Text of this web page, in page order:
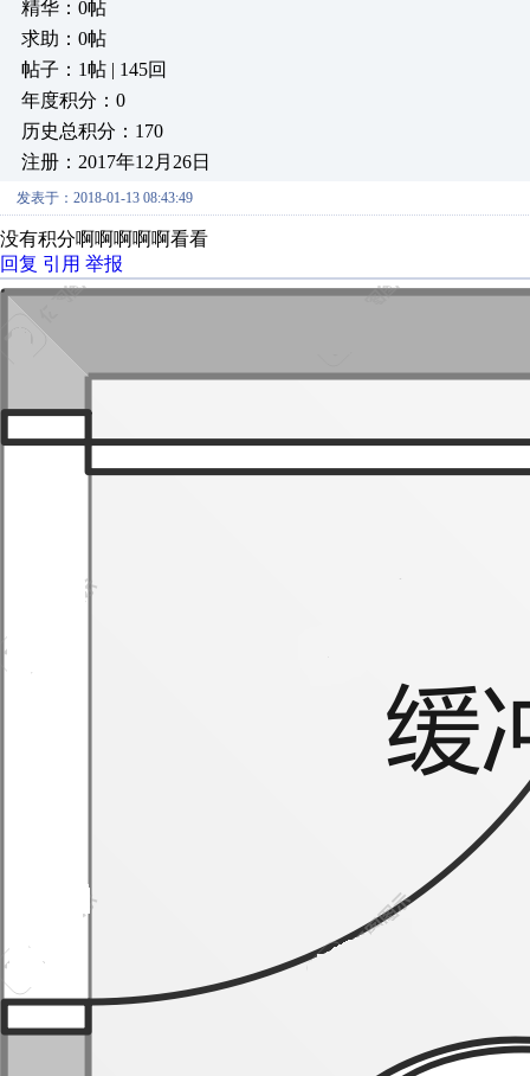
精华：0帖
求助：0帖
帖子：1帖 | 145回
年度积分：0
历史总积分：170
注册：2017年12月26日
发表于：2018-01-13 08:43:49
没有积分啊啊啊啊啊看看
回复 引用 举报